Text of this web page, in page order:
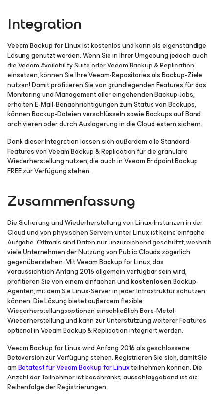
Integration
Veeam Backupfor Linuxist kostenlos und kann als eigenständige
Lösung genutzt werden. Wenn Sie in Ihrer Umgebung jedoch auch
die Veeam Availability Suite oder Veeam Backup & Replication
einsetzen, können Sie Ihre Veeam-Repositories als Backup-Ziele
nutzen! Damit profitieren Sie von grundlegenden Features für das
Monitoring und Management aller eingehenden Backup-Jobs,
erhalten E-Mail-Benachrichtigungen zum Status von Backups,
können Backup-Dateien verschlüsseln sowie Backups auf Band
archivieren oder durch Auslagerung in die Cloud extern sichern.
Dank dieser Integration lassen sich außerdem alle Standard-
Features von Veeam Backup & Replication für die granulare
Wiederherstellung nutzen, die auch in Veeam Endpoint Backup
FREE zur Verfügung stehen.
Zusammenfassung
Die Sicherung und Wiederherstellung von Linux-Instanzen in der
Cloud und von physischen Servern unter Linux ist keine einfache
Aufgabe. Oftmals sind Daten nur unzureichend geschützt, weshalb
viele Unternehmen der Nutzung von Public Clouds zögerlich
gegenüberstehen. Mit Veeam Backupfor Linux, das
voraussichtlich Anfang 2016 allgemein verfügbar sein wird,
profitieren Sie von einem einfachen und kostenlosenBackup-
Agenten, mit dem Sie Linux-Server in jeder Infrastruktur schützen
können. Die Lösung bietet außerdem flexible
Wiederherstellungsoptionen einschließlich Bare-Metal-
Wiederherstellung und kann zur Unterstützung weiterer Features
optional in Veeam Backup & Replication integriert werden.
Veeam Backupfor Linuxwird Anfang 2016 als geschlossene
Betaversion zur Verfügung stehen. Registrieren Sie sich, damit Sie
amBetatest für Veeam Backupfor Linuxteilnehmen können. Die
Anzahl der Teilnehmer ist beschränkt; ausschlaggebend ist die
Reihenfolge der Registrierungen.